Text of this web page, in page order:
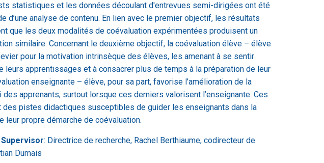
statistiques et les données découlant d'entrevues semi-dirigées ont été
d’une analyse de contenu. En lien avec le premier objectif, les résultats
que les deux modalités de coévaluation expérimentées produisent un
similaire. Concernant le deuxième objectif, la coévaluation élève – élève
pour la motivation intrinsèque des élèves, les amenant à se sentir
leurs apprentissages et à consacrer plus de temps à la préparation de leur
enseignante – élève, pour sa part, favorise l’amélioration de la
apprenants, surtout lorsque ces derniers valorisent l’enseignante. Ces
pistes didactiques susceptibles de guider les enseignants dans la
leur propre démarche de coévaluation.
Supervisor: Directrice de recherche, Rachel Berthiaume, codirecteur de
Dumais